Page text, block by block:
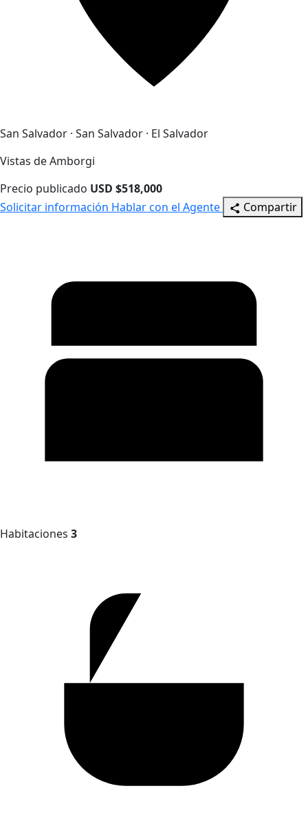
San Salvador · San Salvador · El Salvador
Vistas de Amborgi
Precio publicado USD $518,000
Solicitar información Hablar con el Agente Compartir
Habitaciones 3